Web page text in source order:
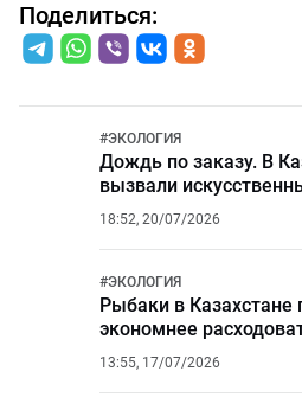
Поделиться:
#ЭКОЛОГИЯ
Дождь по заказу. В
вызвали
18:52, 20/07/2026
#ЭКОЛОГИЯ
Рыбаки в Казахстане
экономнее
13:55, 17/07/2026